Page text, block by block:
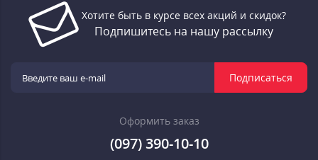
Хотите быть в курсе всех акций и скидок?
Подпишитесь на нашу рассылку
Подписаться
Оформить заказ
(097) 390-10-10